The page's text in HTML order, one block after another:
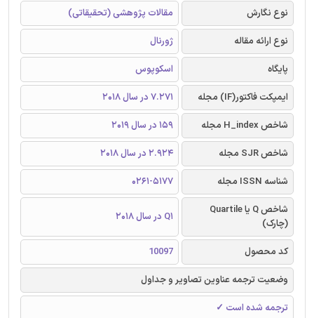
نوع نگارش
مقالات پژوهشی (تحقیقاتی)
نوع ارائه مقاله
ژورنال
پایگاه
اسکوپوس
ایمپکت فاکتور(IF) مجله
7.271 در سال 2018
شاخص H_index مجله
159 در سال 2019
شاخص SJR مجله
2.924 در سال 2018
شناسه ISSN مجله
0261-5177
شاخص Q یا Quartile
(چارک)
Q1 در سال 2018
کد محصول
10097
وضعیت ترجمه عناوین تصاویر و جداول
ترجمه شده است ✓